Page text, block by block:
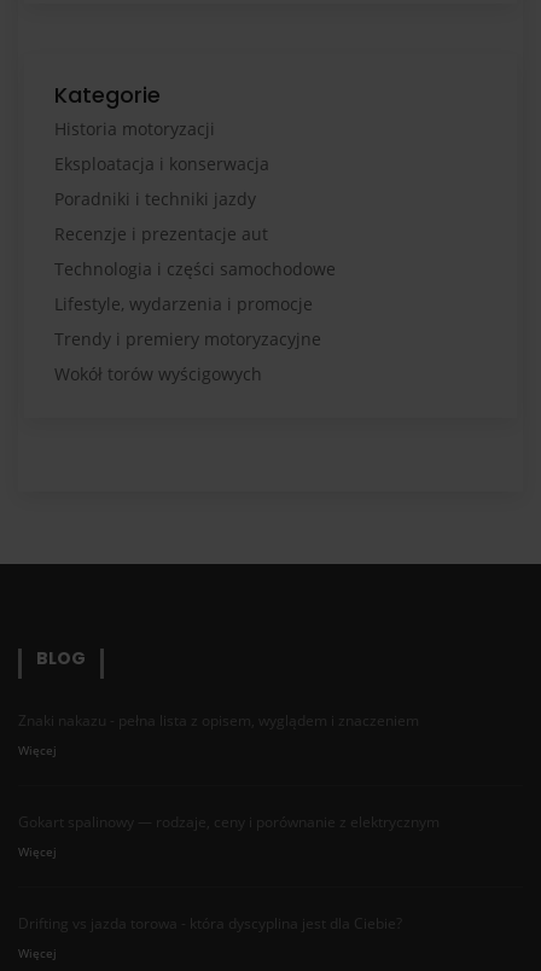
Kategorie
Historia motoryzacji
Eksploatacja i konserwacja
Poradniki i techniki jazdy
Recenzje i prezentacje aut
Technologia i części samochodowe
Lifestyle, wydarzenia i promocje
Trendy i premiery motoryzacyjne
Wokół torów wyścigowych
BLOG
Znaki nakazu - pełna lista z opisem, wyglądem i znaczeniem
Więcej
Gokart spalinowy — rodzaje, ceny i porównanie z elektrycznym
Więcej
Drifting vs jazda torowa - która dyscyplina jest dla Ciebie?
Więcej